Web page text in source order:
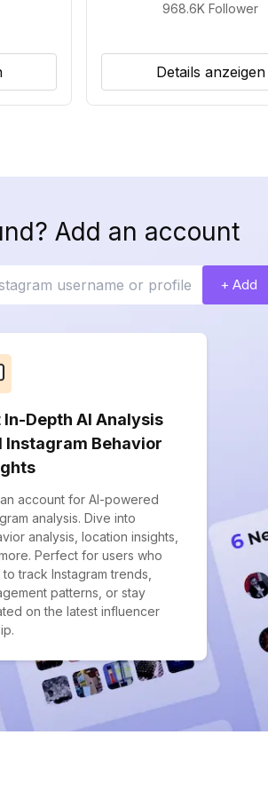
968.6K Follower
Details anzeigen
Add an account
+ Add
In-Depth AI Analysis
Instagram Behavior
account for AI-powered
analysis. Dive into
analysis, location insights,
Perfect for users who
to track Instagram trends,
patterns, or stay
on the latest influencer